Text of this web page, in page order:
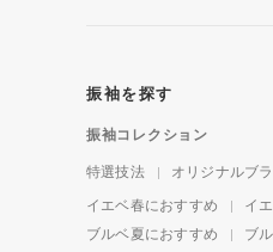
振袖を探す
振袖コレクション
特選技法 オリジナルブ
イエベ春におすすめ
イ
ブルベ夏におすすめ
ブ